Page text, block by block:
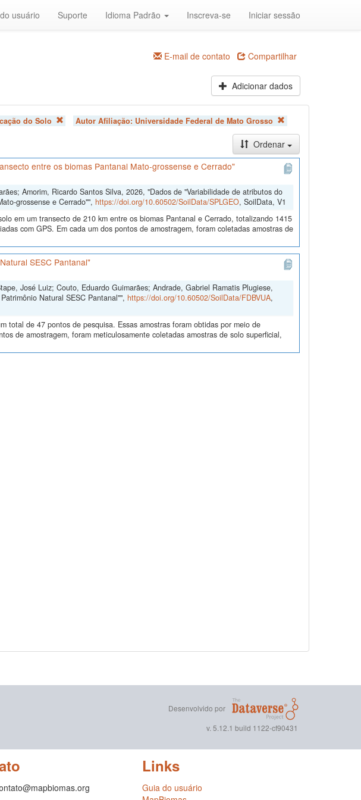
usuário Suporte Idioma Padrão Inscreva-se Iniciar sessão
E-mail de contato Compartilhar
Adicionar dados
do Solo Autor Afiliação: Universidade Federal de Mato Grosso
Ordenar
entre os biomas Pantanal Mato-grossense e Cerrado"
Amorim, Ricardo Santos Silva, 2026, "Dados de "Variabilidade de atributos do
grossense e Cerrado"", https://doi.org/10.60502/SoilData/SPLGEO, SoilData, V1
em um transecto de 210 km entre os biomas Pantanal e Cerrado, totalizando 1415
com GPS. Em cada um dos pontos de amostragem, foram coletadas amostras de
SESC Pantanal"
José Luiz; Couto, Eduardo Guimarães; Andrade, Gabriel Ramatis Plugiese,
Natural SESC Pantanal"", https://doi.org/10.60502/SoilData/FDBVUA,
total de 47 pontos de pesquisa. Essas amostras foram obtidas por meio de
de amostragem, foram meticulosamente coletadas amostras de solo superficial,
Desenvolvido por
v. 5.12.1 build 1122-cf90431
Links
Guia do usuário